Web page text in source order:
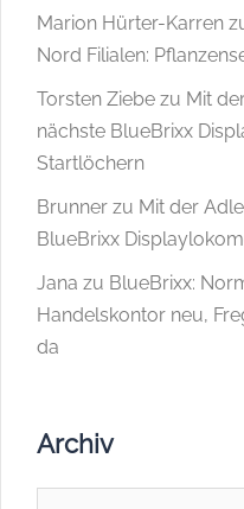
Marion Hürter-Karren
Nord Filialen:
Torsten Ziebe zu Mit
nächste BlueBrixx
Startlöchern
Brunner zu Mit der
BlueBrixx
Jana zu BlueBrixx:
Handelskontor neu,
da
Archiv